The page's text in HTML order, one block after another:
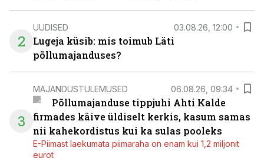
2
UUDISED 03.08.26, 12:00
Lugeja küsib: mis toimub Läti
põllumajanduses?
3
MAJANDUSTULEMUSED 06.08.26, 09:34
Põllumajanduse tippjuhi Ahti Kalde
firmades käive üldiselt kerkis, kasum samas
nii kahekordistus kui ka sulas pooleks
E-Piimast laekumata piimaraha on enam kui 1,2 miljonit
eurot